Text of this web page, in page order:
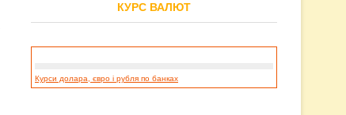
КУРС ВАЛЮТ
Курси долара, євро і рубля по банках